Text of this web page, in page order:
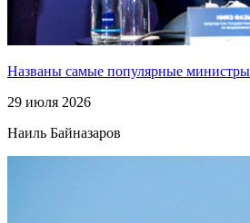
Названы самые популярные
29 июля 2026
Наиль Байназаров